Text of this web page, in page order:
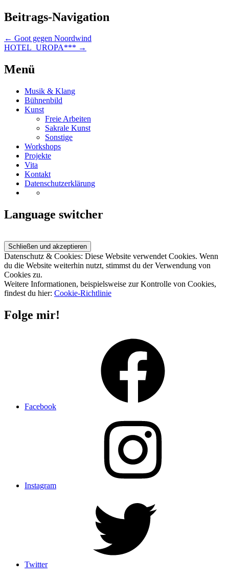
Beitrags-Navigation
← Goot gegen Noordwind
HOTEL_UROPA*** →
Menü
Musik & Klang
Bühnenbild
Kunst
Freie Arbeiten
Sakrale Kunst
Sonstige
Workshops
Projekte
Vita
Kontakt
Datenschutzerklärung
Language switcher
Datenschutz & Cookies: Diese Website verwendet Cookies. Wenn
du die Website weiterhin nutzt, stimmst du der Verwendung von
Cookies zu.
Weitere Informationen, beispielsweise zur Kontrolle von Cookies,
findest du hier: Cookie-Richtlinie
Folge mir!
Facebook
Instagram
Twitter